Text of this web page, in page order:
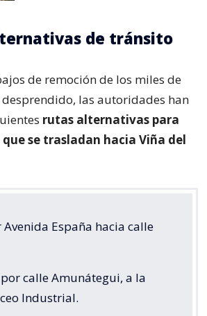
de tránsito
de remoción de los miles de
las autoridades han
rutas alternativas para
se trasladan hacia Viña del
Avenida España hacia calle
calle Amunátegui, a la
Industrial.